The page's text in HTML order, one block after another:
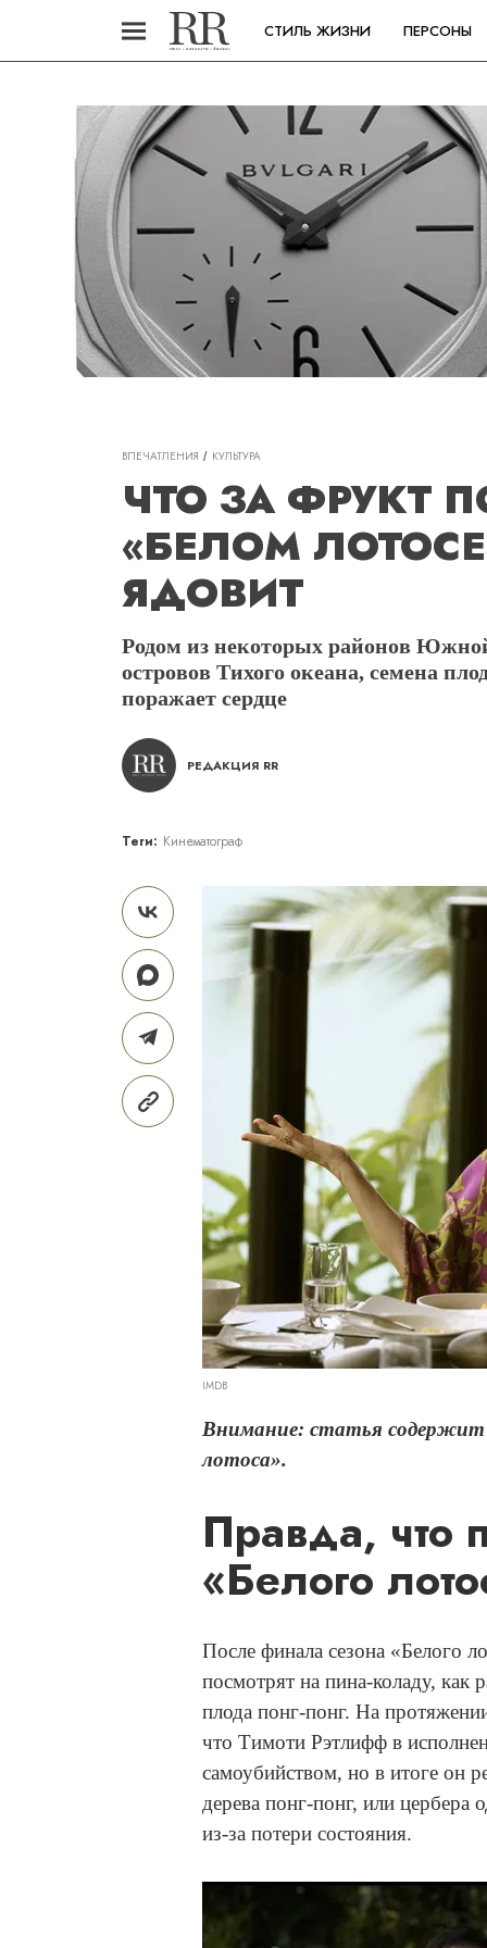
СТИЛЬ ЖИЗНИ ПЕРСОНЫ
ВПЕЧАТЛЕНИЯ КУЛЬТУРА
ЧТО ЗА ФРУКТ
«БЕЛОМ
ЯДОВИТ
Родом из некоторых районов
островов Тихого океана, семена
поражает сердце
РЕДАКЦИЯ RR
Теги: Кинематограф
IMDB
Внимание: статья содержит
лотоса».
Правда, что
«Белого
После финала сезона «Белого
посмотрят на пина-коладу, как
плода понг-понг. На
что Тимоти Рэтлифф в
самоубийством, но в итоге он
дерева понг-понг, или цербера
из-за потери состояния.